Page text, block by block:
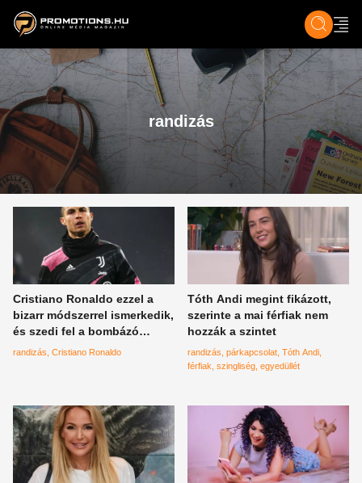
ZENE, FILM & KULT ÉLET TECH &
randizás
Cristiano Ronaldo ezzel a
bizarr módszerrel ismerkedik,
és szedi fel a bombázó
csajokat
randizás Cristiano Ronaldo
Tóth Andi megint fikázott,
szerinte a mai férfiak nem
hozzák a szintet
randizás párkapcsolat Tóth Andi
férfiak szingliség egyedüllét